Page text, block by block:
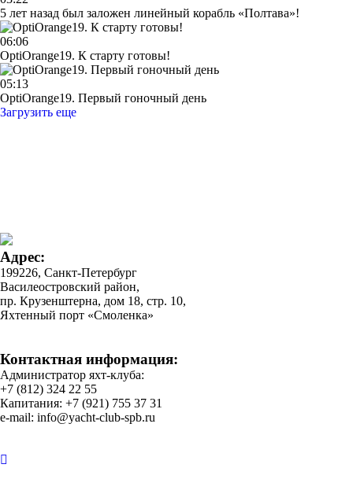
5 лет назад был заложен линейный корабль «Полтава»!
06:06
OptiOrange19. К старту готовы!
05:13
OptiOrange19. Первый гоночный день
Загрузить еще
Адрес:
199226, Санкт-Петербург
Василеостровский район,
пр. Крузенштерна, дом 18, стр. 10,
Яхтенный порт «Смоленка»
Контактная информация:
Администратор яхт-клуба:
+7 (812) 324 22 55
Капитания: +7 (921) 755 37 31
e-mail: info@yacht-club-spb.ru